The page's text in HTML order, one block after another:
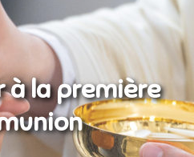
à la première